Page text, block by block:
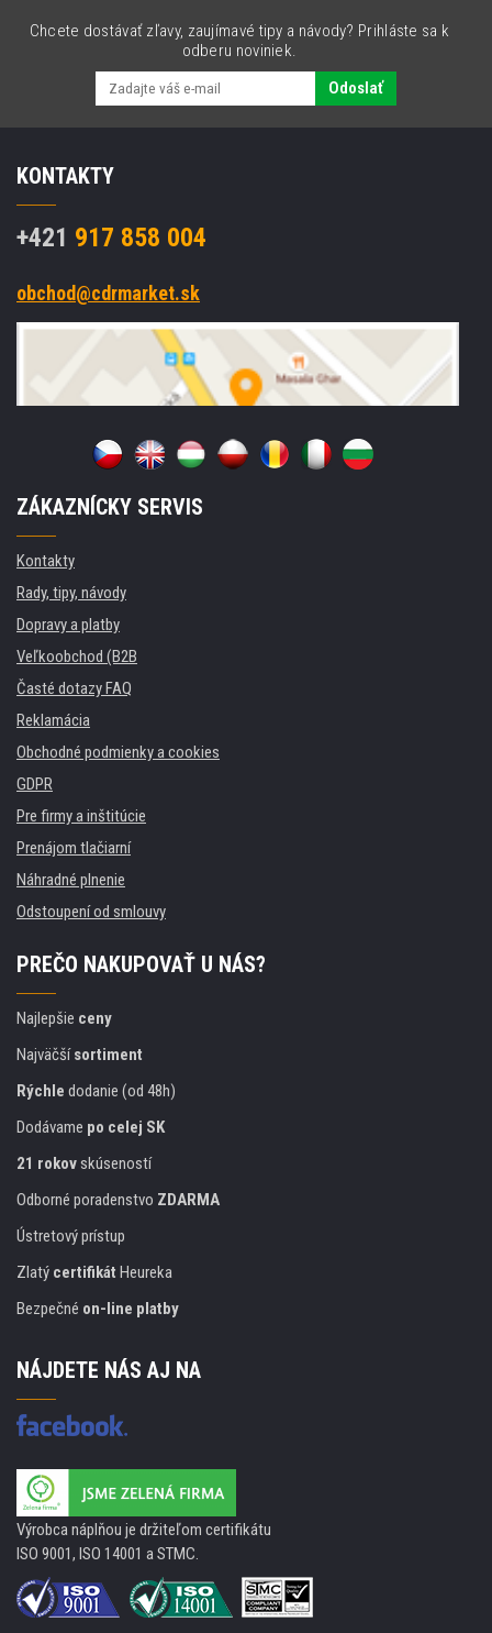
Chcete dostávať zľavy, zaujímavé tipy a návody? Prihláste sa k
odberu noviniek.
Odoslať
KONTAKTY
+421 917 858 004
obchod@cdrmarket.sk
ZÁKAZNÍCKY SERVIS
Kontakty
Rady, tipy, návody
Dopravy a platby
Veľkoobchod (B2B
Časté dotazy FAQ
Reklamácia
Obchodné podmienky a cookies
GDPR
Pre firmy a inštitúcie
Prenájom tlačiarní
Náhradné plnenie
Odstoupení od smlouvy
PREČO NAKUPOVAŤ U NÁS?
Najlepšie ceny
Najväčšísortiment
Rýchle dodanie (od 48h)
Dodávame po celej SK
21 rokovskúseností
Odborné poradenstvo ZDARMA
Ústretový prístup
Zlatý certifikát Heureka
Bezpečné on-line platby
NÁJDETE NÁS AJ NA
Výrobca náplňou je držiteľom certifikátu
ISO 9001, ISO 14001 a STMC.